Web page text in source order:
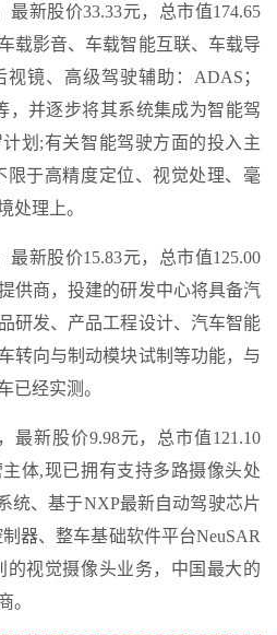
最新股价33.33元，总市值174.65
载影音、车载智能互联、车载导
镜、高级驾驶辅助：ADAS；
，并逐步将其系统集成为智能驾
划;有关智能驾驶方面的投入主
于高精度定位、视觉处理、毫
处理上。
最新股价15.83元，总市值125.00
供商，投建的研发中心将具备汽
研发、产品工程设计、汽车智能
转向与制动模块试制等功能，与
已经实测。
，最新股价9.98元，总市值121.10
体,现已拥有支持多路摄像头处
统、基于NXP最新自动驾驶芯片
器、整车基础软件平台NeuSAR
视觉摄像头业务，中国最大的
。